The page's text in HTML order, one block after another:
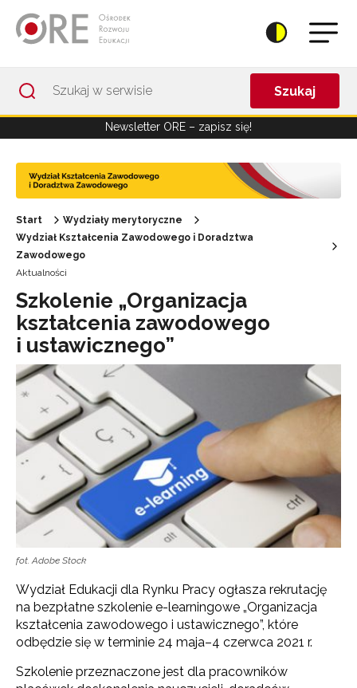
Szukaj
Newsletter ORE – zapisz się!
Start
Wydziały merytoryczne
Wydział Kształcenia Zawodowego i Doradztwa
Zawodowego
Aktualności
Szkolenie „Organizacja
kształcenia zawodowego
i ustawicznego”
fot. Adobe Stock
Wydział Edukacji dla Rynku Pracy ogłasza rekrutację
na bezpłatne szkolenie e-learningowe „Organizacja
kształcenia zawodowego i ustawicznego”, które
odbędzie się w terminie 24 maja–4 czerwca 2021 r.
Szkolenie przeznaczone jest dla pracowników